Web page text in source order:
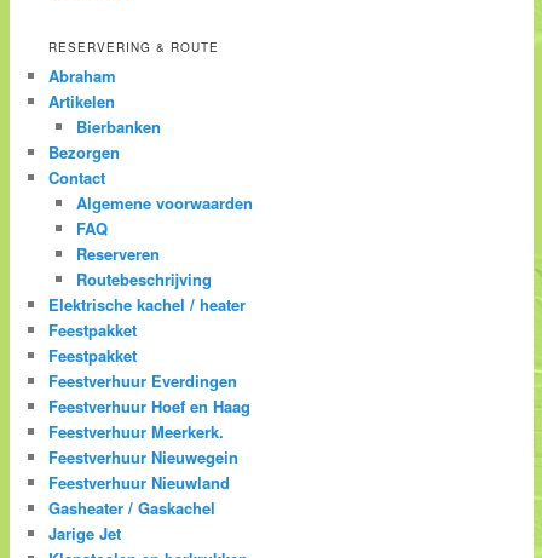
RESERVERING & ROUTE
Abraham
Artikelen
Bierbanken
Bezorgen
Contact
Algemene voorwaarden
FAQ
Reserveren
Routebeschrijving
Elektrische kachel / heater
Feestpakket
Feestpakket
Feestverhuur Everdingen
Feestverhuur Hoef en Haag
Feestverhuur Meerkerk.
Feestverhuur Nieuwegein
Feestverhuur Nieuwland
Gasheater / Gaskachel
Jarige Jet